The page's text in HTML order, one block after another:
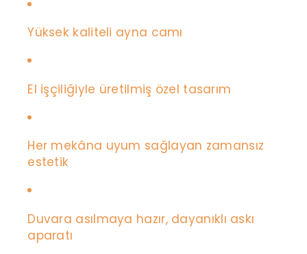
Yüksek kaliteli ayna camı
El işçiliğiyle üretilmiş özel tasarım
Her mekâna uyum sağlayan zamansız
estetik
Duvara asılmaya hazır, dayanıklı askı
aparatı